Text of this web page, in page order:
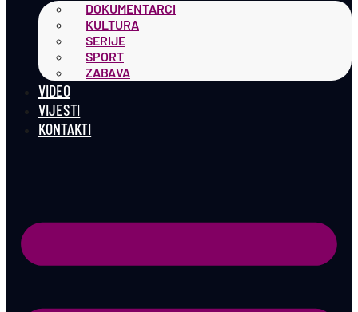
DOKUMENTARCI
KULTURA
SERIJE
SPORT
ZABAVA
VIDEO
VIJESTI
KONTAKTI